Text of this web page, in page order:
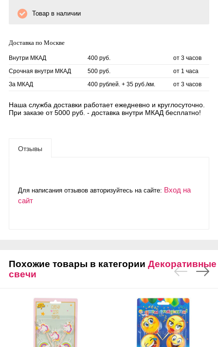
Товар в наличии
Доставка по Москве
Внутри МКАД 400 руб.
от 3 часов
Срочная внутри МКАД
500 руб.
от 1 часа
За МКАД
400 рублей. + 35 руб./км. от 3 часов
Наша служба доставки работает ежедневно и круглосуточно.
При заказе от 5000 руб. - доставка внутри МКАД бесплатно!
Отзывы
Для написания отзывов авторизуйтесь на сайте: Вход на
сайт
Похожие товары в категории Декоративные
свечи